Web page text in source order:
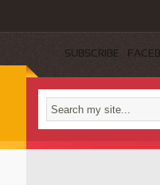
SUBSCRIBE